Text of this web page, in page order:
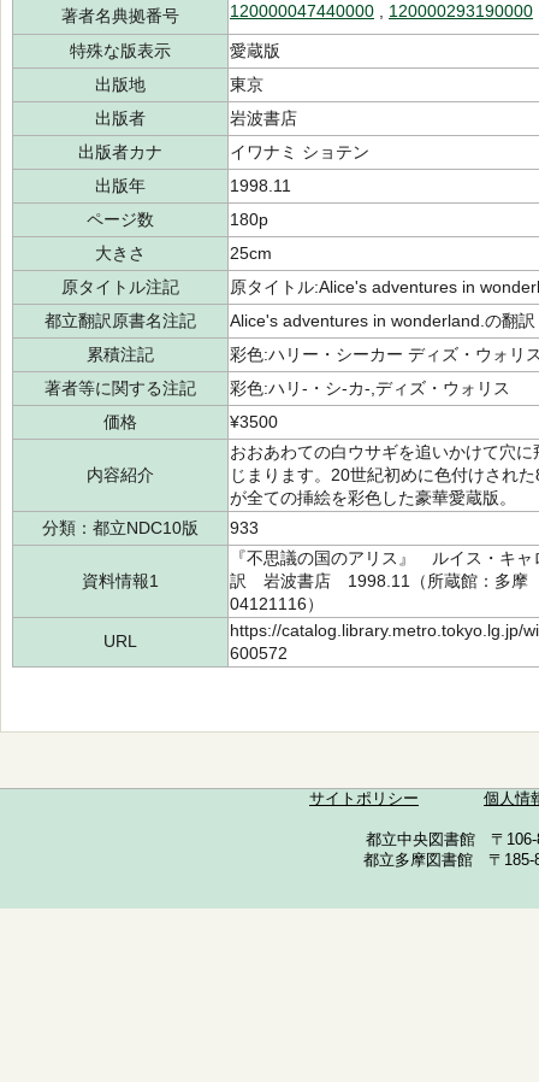
著者名典拠番号
120000047440000 120000293190000
特殊な版表示
愛蔵版
出版地
東京
出版者
岩波書店
出版者カナ
イワナミ ショテン
出版年
1998.11
ページ数
180p
大きさ
25cm
原タイトル注記
原タイトル:Alice's adventures in
都立翻訳原書名注記
Alice's adventures in wonderland.の翻訳
累積注記
彩色:ハリー・シーカー ディズ・ウォリ
著者等に関する注記
彩色:ハリ-・シ-カ-,ディズ・ウォリス
価格
¥3500
内容紹介
おおあわての白ウサギを追いかけて穴
じまります。20世紀初めに色付けされ
が全ての挿絵を彩色した豪華愛蔵版。
分類：都立NDC10版
933
資料情報1
『不思議の国のアリス』 ルイス・キ
訳 岩波書店 1998.11（所蔵館：多
04121116）
URL
https://catalog.library.metro.tokyo.lg.jp/
600572
サイトポリシー 個人情
都立中央図書館 〒
都立多摩図書館 〒185-